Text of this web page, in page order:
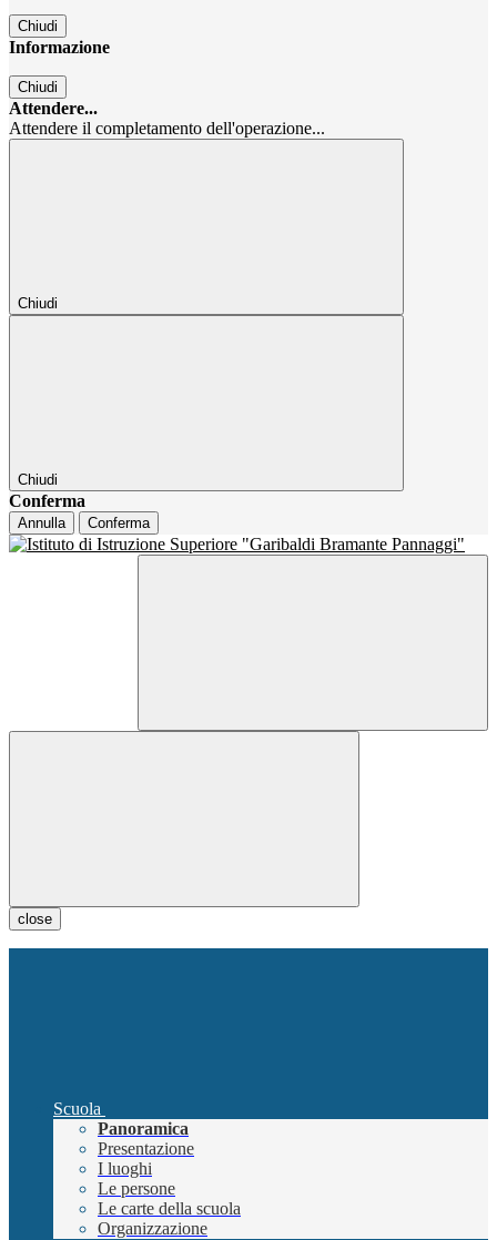
Chiudi
Informazione
Chiudi
Attendere...
Attendere il completamento dell'operazione...
Chiudi
Chiudi
Conferma
Annulla Conferma
close
Scuola
Panoramica
Presentazione
I luoghi
Le persone
Le carte della scuola
Organizzazione